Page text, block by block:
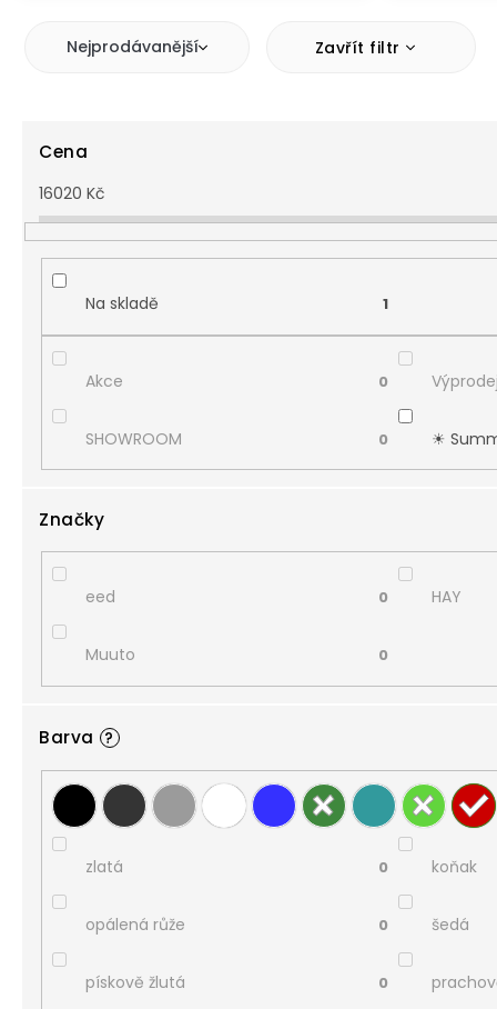
Nejprodávanější Zavřít filtr
Cena
16020 Kč
Na skladě 1
Akce 0
SHOWROOM 0 ☀︎
Značky
eed 0 HAY
Muuto 0
Barva ?
zlatá 0 koňak
opálená růže 0 šedá
pískově žlutá 0